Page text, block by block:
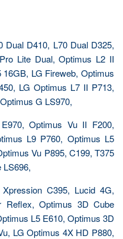
Dual D410, L70 Dual D325,
Lite Dual, Optimus L2 II
LG Fireweb, Optimus
LG Optimus L7 II P713,
G LS970,
Optimus Vu II F200,
L9 P760, Optimus L5
Vu P895, C199, T375
LS696,
C395, Lucid 4G,
Reflex, Optimus 3D Cube
L5 E610, Optimus 3D
LG Optimus 4X HD P880,